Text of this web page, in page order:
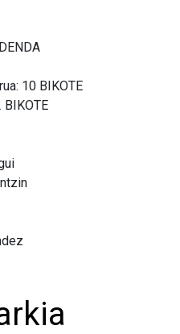
10 BIKOTE